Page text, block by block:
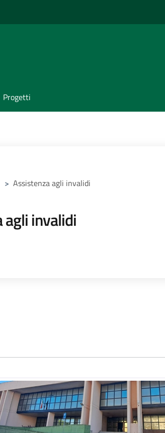
Progetti
> Assistenza agli invalidi
agli invalidi